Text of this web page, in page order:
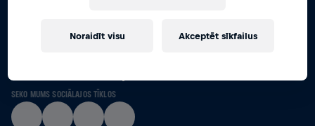
SEKO MUMS SOCIĀLAJOS TĪKLOS
Noraidīt visu Akceptēt sīkfailus